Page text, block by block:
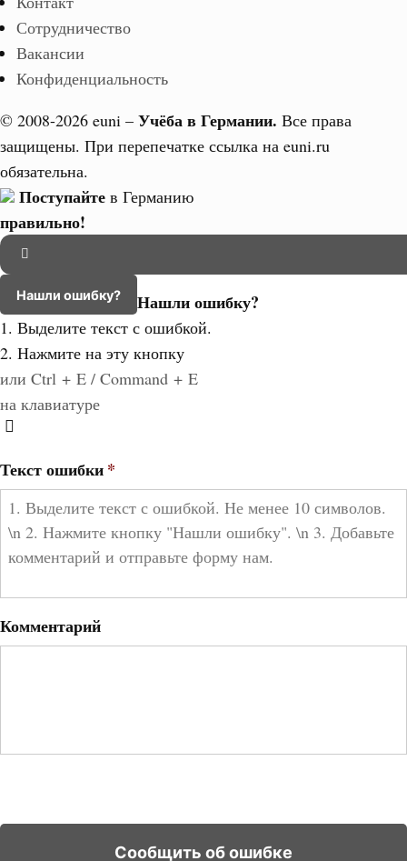
Сотрудничество
Вакансии
Конфиденциальность
© 2008-2026 euni – Учёба в Германии. Все права
защищены. При перепечатке ссылка на euni.ru
обязательна.
Поступайте в Германию
правильно!
Нашли ошибку? Нашли ошибку?
1. Выделите текст с ошибкой.
2. Нажмите на эту кнопку
или Ctrl + E / Command + E
на клавиатуре
Текст ошибки*
Комментарий